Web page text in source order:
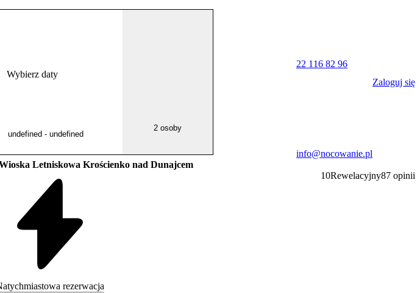
Wybierz daty
2 osoby
22 116 82 96
info@nocowanie.pl
Zaloguj się
Letniskowa Krościenko nad Dunajcem
rezerwacja
10Rewelacyjny87 opinii